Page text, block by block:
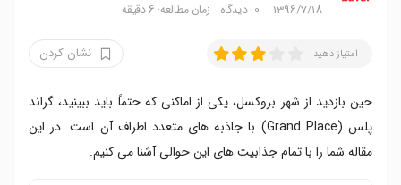
1396/7/18
0 دیدگاه زمان مطالعه: 6 دقیقه
امتیاز دهید نشان کردن
حین بازدید از شهر بروکسل، یکی از اماکنی که حتماً باید ببینید، گراند
پلس (Grand Place) با جاذبه های متعدد اطراف آن است. در این
مقاله شما را با تمام جذابیت های این حوالی آشنا می کنیم.